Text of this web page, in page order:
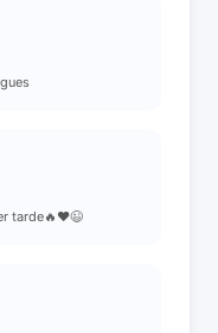
tarde🔥❤️😉